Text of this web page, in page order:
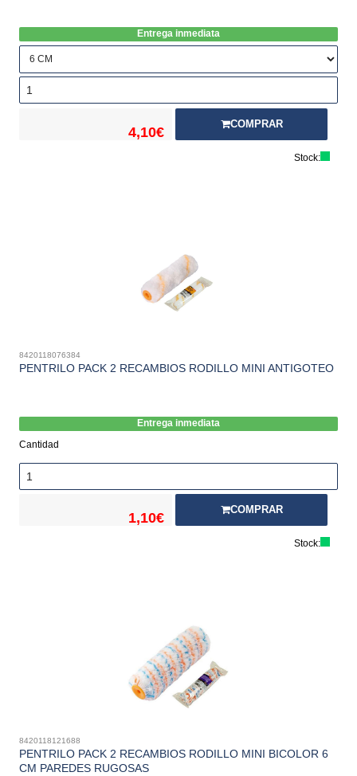
Entrega inmediata
4,10€
COMPRAR
Stock:
8420118076384
PENTRILO PACK 2 RECAMBIOS RODILLO MINI ANTIGOTEO
Entrega inmediata
Cantidad
1,10€
COMPRAR
Stock:
8420118121688
PENTRILO PACK 2 RECAMBIOS RODILLO MINI BICOLOR 6
CM PAREDES RUGOSAS